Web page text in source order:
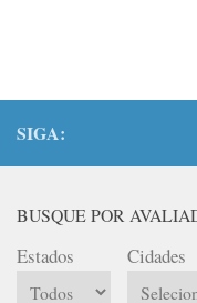
SIGA:
BUSQUE POR
Estados Cidades